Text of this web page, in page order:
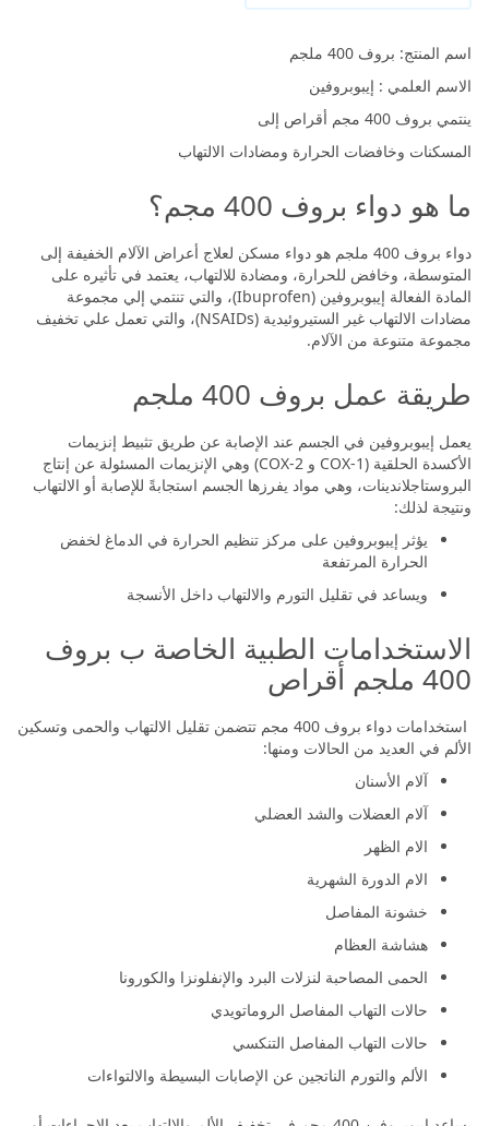
اسم المنتج: بروف 400 ملجم
الاسم العلمي : إيبوبروفين
ينتمي بروف 400 مجم أقراص إلى
المسكنات وخافضات الحرارة ومضادات الالتهاب
ما هو دواء بروف 400 مجم؟
دواء بروف 400 ملجم هو دواء مسكن لعلاج أعراض الآلام الخفيفة إلى
المتوسطة، وخافض للحرارة، ومضادة للالتهاب، يعتمد في تأثيره على
المادة الفعالة إيبوبروفين (Ibuprofen)، والتي تنتمي إلي مجموعة
مضادات الالتهاب غير الستيروئيدية (NSAIDs)، والتي تعمل علي تخفيف
مجموعة متنوعة من الآلام.
طريقة عمل بروف 400 ملجم
يعمل إيبوبروفين في الجسم عند الإصابة عن طريق تثبيط إنزيمات
الأكسدة الحلقية (COX-1 و COX-2) وهي الإنزيمات المسئولة عن إنتاج
البروستاجلاندينات، وهي مواد يفرزها الجسم استجابةً للإصابة أو الالتهاب
ونتيجة لذلك:
يؤثر إيبوبروفين على مركز تنظيم الحرارة في الدماغ لخفض
الحرارة المرتفعة
ويساعد في تقليل التورم والالتهاب داخل الأنسجة
الاستخدامات الطبية الخاصة ب بروف
400 ملجم أقراص
استخدامات دواء بروف 400 مجم تتضمن تقليل الالتهاب والحمى وتسكين
الألم في العديد من الحالات ومنها:
آلام الأسنان
آلام العضلات والشد العضلي
الام الظهر
الام الدورة الشهرية
خشونة المفاصل
هشاشة العظام
الحمى المصاحبة لنزلات البرد والإنفلونزا والكورونا
حالات التهاب المفاصل الروماتويدي
حالات التهاب المفاصل التنكسي
الألم والتورم الناتجين عن الإصابات البسيطة والالتواءات